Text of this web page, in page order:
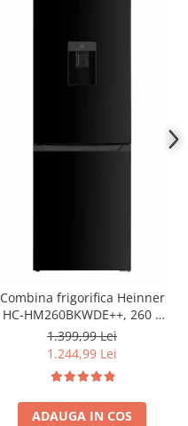
Combina frigorifica Heinner
HC-HM260BKWDE++, 260 l,
Clasa E, Lumina LED,
Dozator de apa, Usi
reversibile Negru
1.399,99 Lei
1.244,99 Lei
ADAUGA IN COS